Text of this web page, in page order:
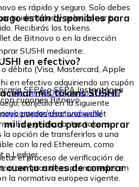
es rápido y seguro. Solo debes
tu identidad y seleccionar tu
Recibirás los tokens
de Bitnovo o en la dirección
están disponibles para
SUSHI mediante:
débito (Visa, Mastercard, Apple
SEPA o SEPA Instantánea
cupones Bitnovo
en efectivo?
en efectivo adquiriendo un cupón
más de 40.000 puntos físicos
canjéalo en la siguiente
comprar/efectivo/sushi/
mis tokens SUSHI?
puedes usar una wallet
recibir y gestionar tus tokens
la opción de transferirlos a una
con la red Ethereum, como
o Ledger.
mi identidad para comprar
el proceso de verificación de
compras de criptomonedas en
la normativa europea vigente.
cuenta antes de comprar